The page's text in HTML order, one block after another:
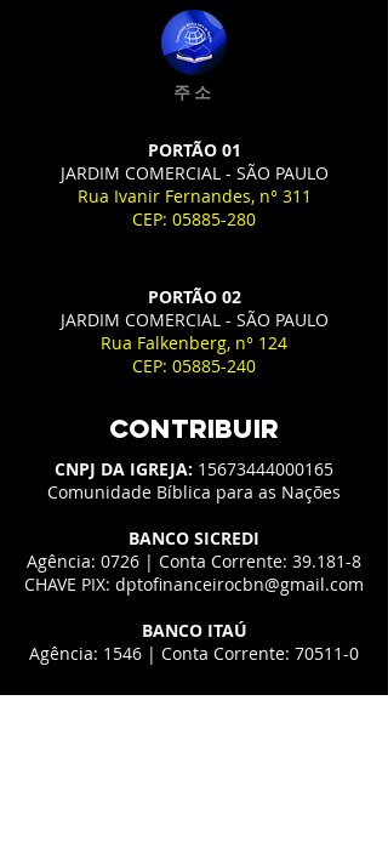
주소
PORTÃO 01
JARDIM COMERCIAL - SÃO PAULO
Rua Ivanir Fernandes, n° 311
CEP: 05885-280
PORTÃO 02
JARDIM COMERCIAL - SÃO PAULO
Rua Falkenberg, n° 124
CEP: 05885-240
CONTRIBUIR
CNPJ DA IGREJA: 15673444000165
Comunidade Bíblica para as Nações
BANCO SICREDI
Agência: 0726 | Conta Corrente: 39.181-8
CHAVE PIX: dptofinanceirocbn@gmail.com
BANCO ITAÚ
Agência: 1546 | Conta Corrente: 70511-0